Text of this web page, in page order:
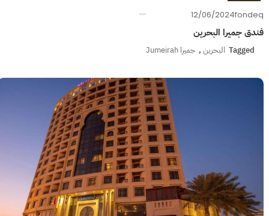
12/06/2024fondeq
فندق جميرا البحرين
Tagged البحرين , جميرا Jumeirah